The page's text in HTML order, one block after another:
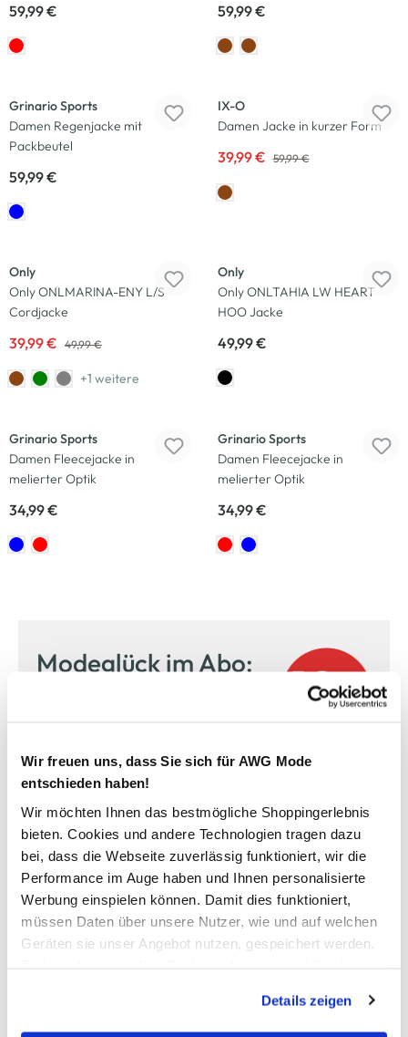
Wir freuen uns, dass Sie sich für AWG Mode
entschieden haben!
Wir möchten Ihnen das bestmögliche Shoppingerlebnis
bieten. Cookies und andere Technologien tragen dazu
bei, dass die Webseite zuverlässig funktioniert, wir die
Performance im Auge haben und Ihnen personalisierte
Werbung einspielen können. Damit dies funktioniert,
müssen Daten über unsere Nutzer, wie und auf welchen
Geräten sie unser Angebot nutzen, gespeichert werden.
werden, werden bei der Nutzung der Webseite auf jeden
Fall gesetzt. Cookies von Drittanbietern für Analyse- oder
Details zeigen
59,99 € 59,99 €
Grinario Sports
Damen Regenjacke mit
Packbeutel
59,99 €
-33 %
IX-O
Damen Jacke in kurzer Form
39,99 € 59,99 €
-20
Only
Only ONLMARINA-ENY L/S
Cordjacke
39,99 € 49,99 €
+1 weitere
Only
Only ONLTAHIA LW HEART
HOO Jacke
49,99 €
Grinario Sports
Damen Fleecejacke in
melierter Optik
34,99 €
Grinario Sports
Damen Fleecejacke in
melierter Optik
34,99 €
Modeglück im Abo:
Einkauf in unserem Online-Shop sichern.
Ihre E-Mail Adresse:
Jetzt anmelden
Ich möchte mich zum AWG Newsletter anmelden. Die Einwilligung kann ich
jederzeit durch einen Klick auf den Abmeldelink im Newsletter widerrufen. Ich